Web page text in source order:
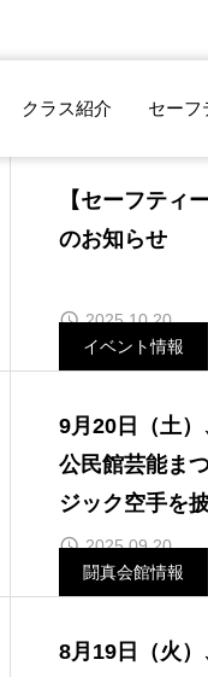
クラス紹介 セーフ
セーフティー組
【セーフティ
のお知らせ
2025.10.20
イベント情報
9月20日（土
公民館芸能ま
ジック空手を
た。2025.09.20
闘真会館情報
8月19日（火